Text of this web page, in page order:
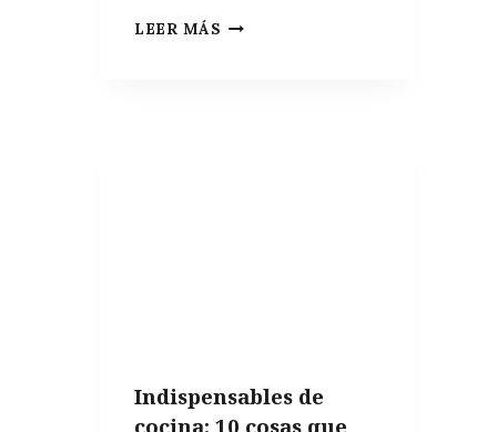
LEER MÁS EL
Indispensables de
cocina: 10 cosas que